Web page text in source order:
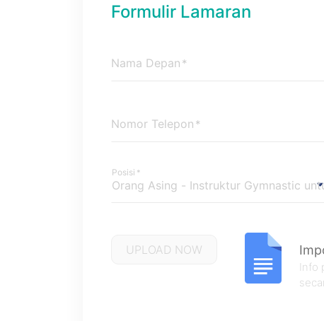
Formulir Lamaran
Nama Depan *
Nomor Telepon *
Posisi *
Info